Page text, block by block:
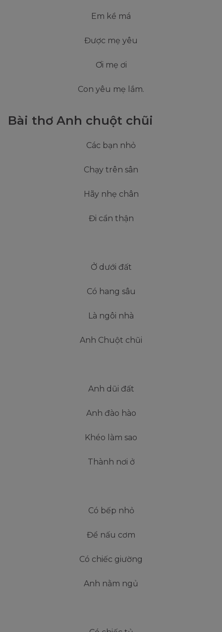
Em kề má
Được mẹ yêu
Ơi mẹ ơi
Con yêu mẹ lắm.
Bài thơ Anh chuột chũi
Các bạn nhỏ
Chạy trên sân
Hãy nhẹ chân
Đi cẩn thận
Ở dưới đất
Có hang sâu
Là ngôi nhà
Anh Chuột chũi
Anh dũi đất
Anh đào hào
Khéo làm sao
Thành nơi ở
Có bếp nhỏ
Để nấu cơm
Có chiếc giường
Anh nằm ngủ